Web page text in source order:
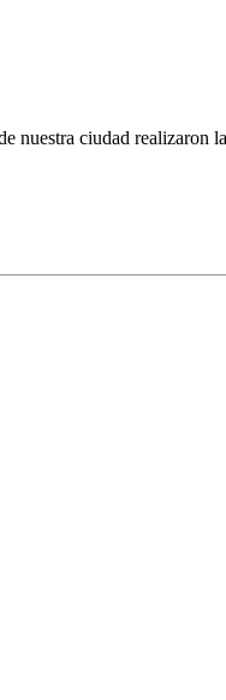
nuestra ciudad realizaron